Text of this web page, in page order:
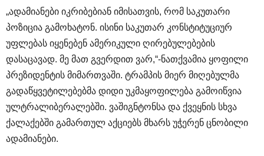
„ადამიანები იკრიბებიან იმისათვის, რომ საკუთარი
პოზიცია გამოხატონ. ისინი საკუთარ კონსტიტუციურ
უფლებას იყენებენ ამერიკული ღირებულებების
დასაცავად. მე მათ გვერდით ვარ,“-ნათქვამია ყოფილი
პრეზიდენტის მიმართვაში. ტრამპის მიერ მიღებულმა
გადაწყვეტილებებმა დიდი უკმაყოფილება გამოიწვია
ულტრალიბერალებში. ვაშიგნტონსა და ქვეყნის სხვა
ქალაქებში გამართულ აქციებს მხარს უჭერენ ცნობილი
ადამიანები.